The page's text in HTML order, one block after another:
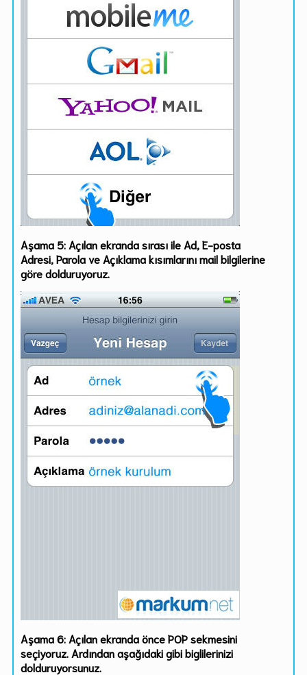
Aşama 5:Açılan ekranda sırası ile Ad, E-posta
Adresi, Parolave Açıklamakısımlarını mail bilgilerine
göre dolduruyoruz.
Aşama 6:Açılan ekranda öncePOPsekmesini
seçiyoruz. Ardından aşağıdaki gibi biglilerinizi
dolduruyorsunuz.